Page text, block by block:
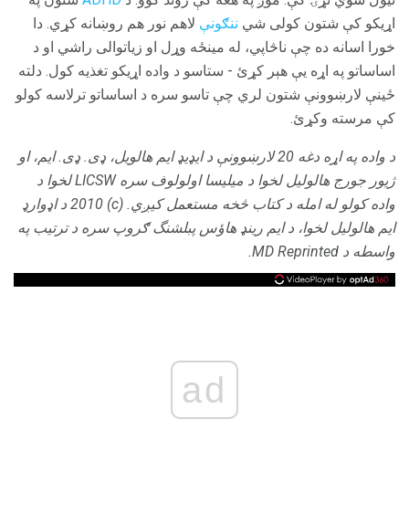
اړیکو کې شتون کولی شي ننګونې لاهم نور هم روښانه کړي. دا
خورا اسانه ده چې ناڅاپي، له مینځه وړل او زیاتوالی راشي او د
اساساتو په اړه یې هېر کړئ - ستاسو د واده اړیکو تغذیه کول. دلته
ځینې لارښوونې شتون لري چې تاسو سره د اساساتو ترلاسه کولو
کې مرسته وکړئ.
د واده په اړه دغه 20 لارښوونې د ایډیډ ایم هالویل، ډی. ډی. ایم، او
ژیور جورج هالولیل لخوا د میلیسا اولولوف سره LICSW لخوا د
واده کولو له امله د کتاب څخه مستعمل کیږي.
(c) 2010 د اډوارډ
ایم هالولیل لخوا، د ایم رینډ هاؤس پبلشنگ ګروپ سره د ترتیب په
واسطه د MD Reprinted.
ad